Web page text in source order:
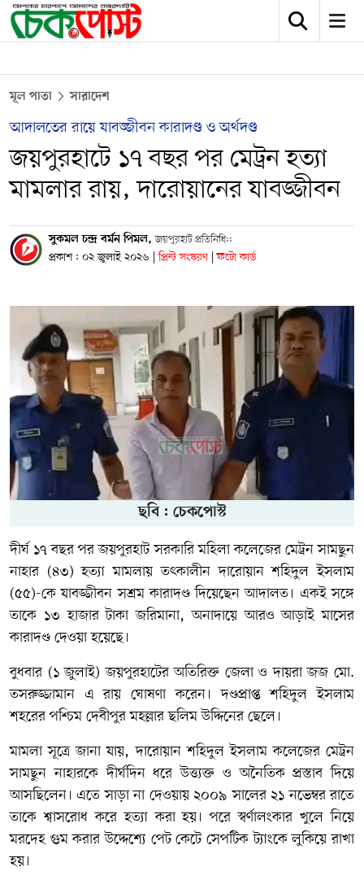
মূল পাতা সারাদেশ
আদালতের রায়ে যাবজ্জীবন কারাদণ্ড ও অর্থদণ্ড
জয়পুরহাটে ১৭ বছর পর মেট্রন হত্যা
মামলার রায়, দারোয়ানের যাবজ্জীবন
সুকমল চন্দ্র বর্মন পিমল,জয়পুরহাট প্রতিনিধি::
প্রকাশ : ০২ জুলাই ২০২৬ | প্রিন্ট সংস্করণ | ফটো কার্ড
ছবি : চেকপোস্ট
দীর্ঘ ১৭ বছর পর জয়পুরহাট সরকারি মহিলা কলেজের মেট্রন সামছুন
নাহার (৪৩) হত্যা মামলায় তৎকালীন দারোয়ান শহিদুল ইসলাম
(৫৫)-কে যাবজ্জীবন সশ্রম কারাদণ্ড দিয়েছেন আদালত। একই সঙ্গে
তাকে ১৩ হাজার টাকা জরিমানা, অনাদায়ে আরও আড়াই মাসের
কারাদণ্ড দেওয়া হয়েছে।
বুধবার (১ জুলাই) জয়পুরহাটের অতিরিক্ত জেলা ও দায়রা জজ মো.
তসরুজ্জামান এ রায় ঘোষণা করেন। দণ্ডপ্রাপ্ত শহিদুল ইসলাম
শহরের পশ্চিম দেবীপুর মহল্লার ছলিম উদ্দিনের ছেলে।
মামলা সূত্রে জানা যায়, দারোয়ান শহিদুল ইসলাম কলেজের মেট্রন
সামছুন নাহারকে দীর্ঘদিন ধরে উত্ত্যক্ত ও অনৈতিক প্রস্তাব দিয়ে
আসছিলেন। এতে সাড়া না দেওয়ায় ২০০৯ সালের ২১ নভেম্বর রাতে
তাকে শ্বাসরোধ করে হত্যা করা হয়। পরে স্বর্ণালংকার খুলে নিয়ে
মরদেহ গুম করার উদ্দেশ্যে পেট কেটে সেপটিক ট্যাংকে লুকিয়ে রাখা
হয়।